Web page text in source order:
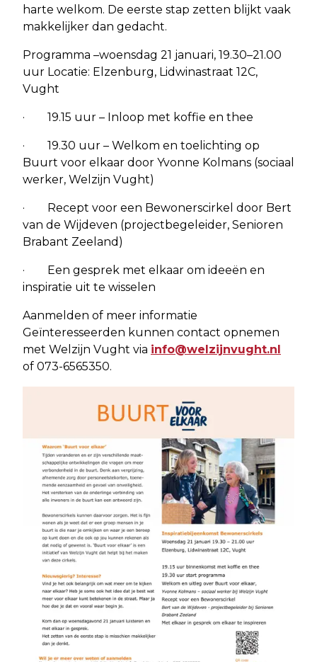
harte welkom. De eerste stap zetten blijkt vaak
makkelijker dan gedacht.
Programma –woensdag 21 januari, 19.30–21.00
uur Locatie: Elzenburg, Lidwinastraat 12C,
Vught
· 19.15 uur – Inloop met koffie en thee
· 19.30 uur – Welkom en toelichting op
Buurt voor elkaar door Yvonne Kolmans (sociaal
werker, Welzijn Vught)
· Recept voor een Bewonerscirkel door Bert
van de Wijdeven (projectbegeleider, Senioren
Brabant Zeeland)
· Een gesprek met elkaar om ideeën en
inspiratie uit te wisselen
Aanmelden of meer informatie
Geïnteresseerden kunnen contact opnemen
met Welzijn Vught via info@welzijnvught.nl
of 073-6565350.